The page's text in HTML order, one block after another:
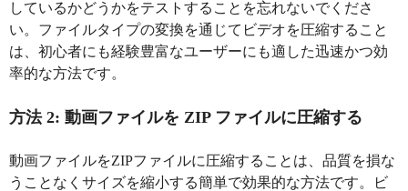
しているかどうかをテストすることを忘れないでくださ
い。ファイルタイプの変換を通じてビデオを圧縮すること
は、初心者にも経験豊富なユーザーにも適した迅速かつ効
率的な方法です。
方法 2: 動画ファイルを ZIP ファイルに圧縮する
動画ファイルをZIPファイルに圧縮することは、品質を損な
うことなくサイズを縮小する簡単で効果的な方法です。ビ